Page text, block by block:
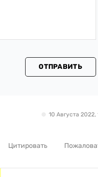
ОТПРАВИТЬ
10 Августа 2022,
Цитировать